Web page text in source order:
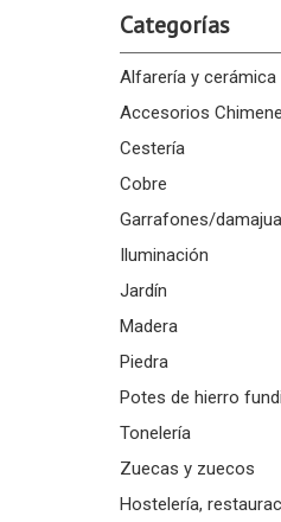
Categorías
Alfarería y cerámica
Accesorios
Cestería
Cobre
Garrafones/
Iluminación
Jardín
Madera
Piedra
Potes de hierro
Tonelería
Zuecas y zuecos
Hostelería,